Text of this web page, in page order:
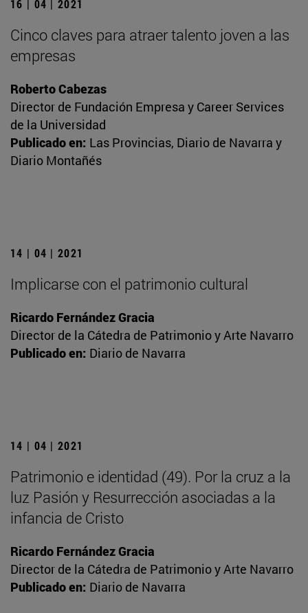
16 | 04 | 2021
Cinco claves para atraer talento joven a las
empresas
Roberto Cabezas
Director de Fundación Empresa y Career Services
de la Universidad
Publicado en: Las Provincias, Diario de Navarra y
Diario Montañés
14 | 04 | 2021
Implicarse con el patrimonio cultural
Ricardo Fernández Gracia
Director de la Cátedra de Patrimonio y Arte Navarro
Publicado en: Diario de Navarra
14 | 04 | 2021
Patrimonio e identidad (49). Por la cruz a la
luz Pasión y Resurrección asociadas a la
infancia de Cristo
Ricardo Fernández Gracia
Director de la Cátedra de Patrimonio y Arte Navarro
Publicado en: Diario de Navarra